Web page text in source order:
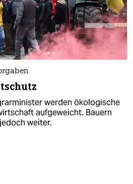
werden ökologische
aufgeweicht. Bauern
weiter.